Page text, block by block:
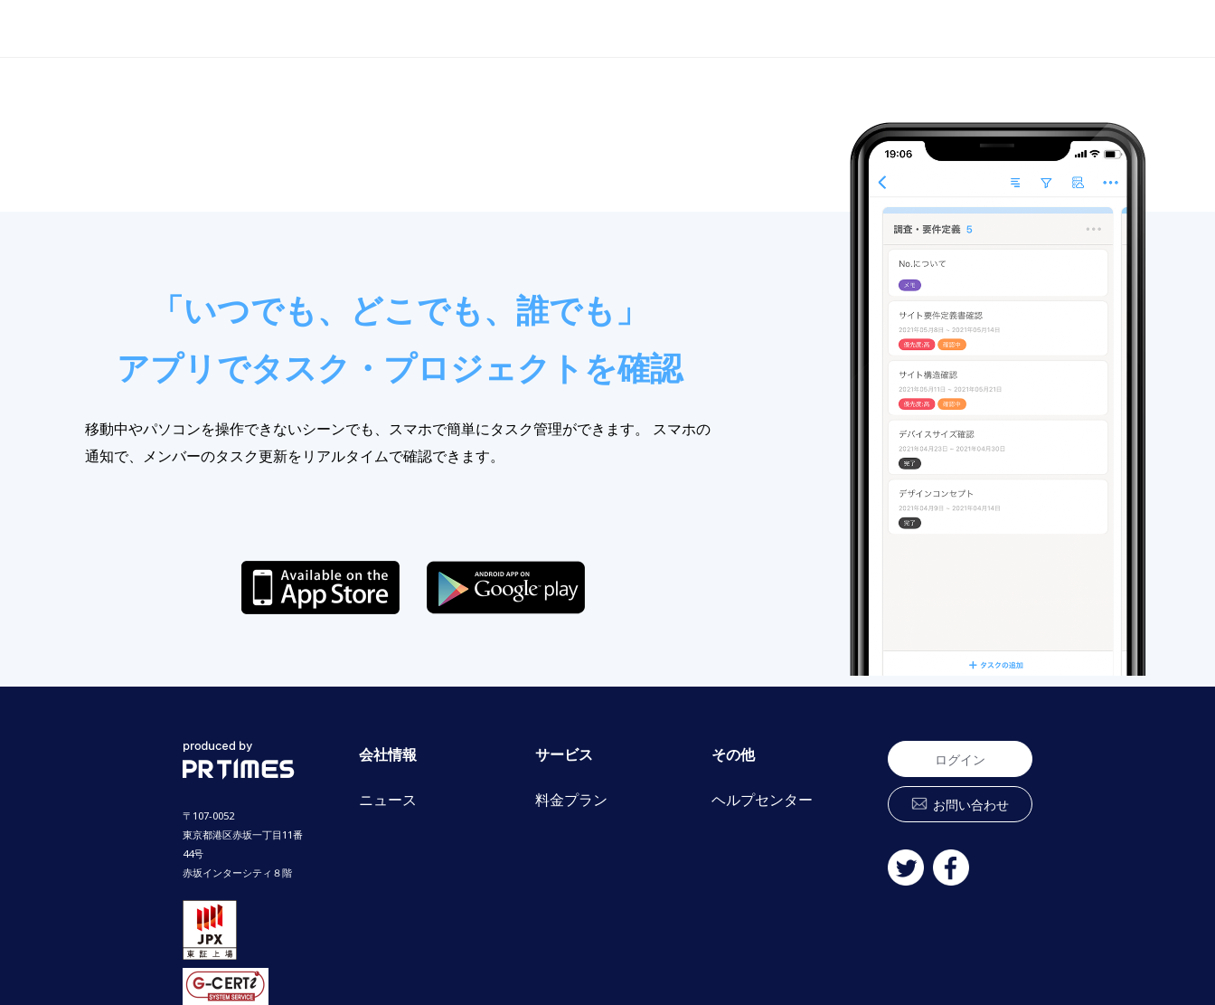
「いつでも、どこでも、誰でも」
アプリでタスク・プロジェクトを確認
移動中やパソコンを操作できないシーンでも、スマホで簡単にタスク管理ができます。 スマホの
通知で、メンバーのタスク更新をリアルタイムで確認できます。
〒107-0052
東京都港区赤坂一丁目11番
44号
赤坂インターシティ８階
会社情報
ニュース
サービス
料金プラン
その他
ヘルプセンター
ログイン
お問い合わせ